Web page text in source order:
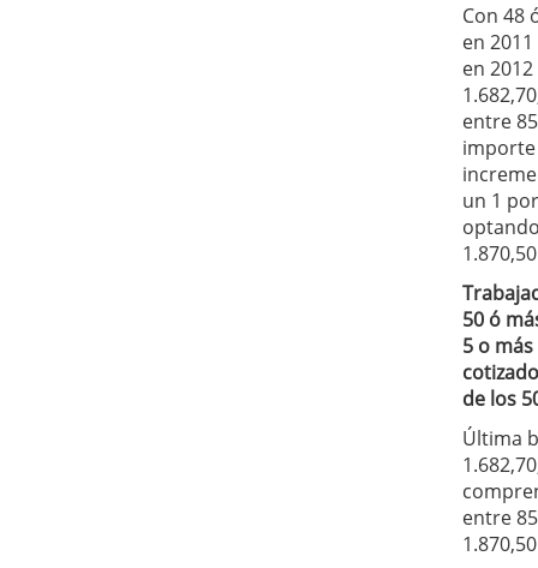
Con 48
en
en 2012
entre
importe
un 1
50 ó
5 o
de los
Última
entre